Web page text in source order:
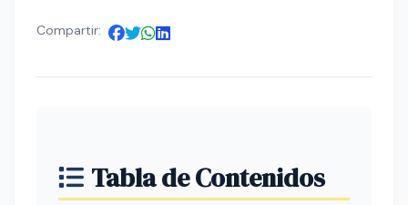
Compartir:
Tabla de Contenidos